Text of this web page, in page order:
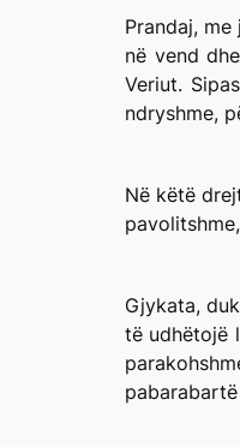
Prandaj,
në vend
Veriut.
ndryshme,
Në këtë
Gjykata,
të udhëtojë